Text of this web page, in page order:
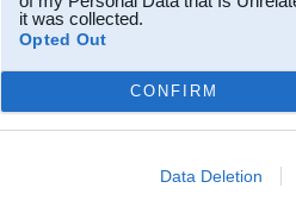
it was collected.
Opted Out
CONFIRM
Data Deletion